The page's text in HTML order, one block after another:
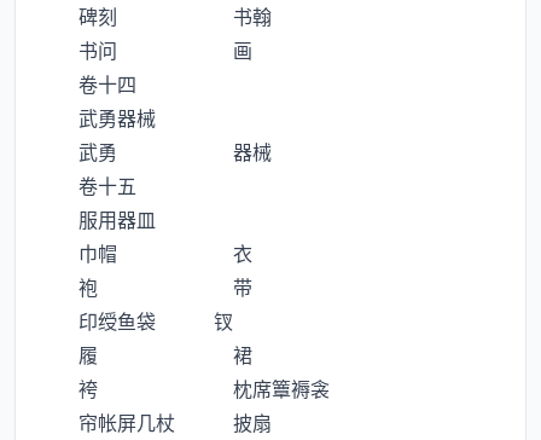
碑刻 书翰
书问 画
卷十四
武勇器械
武勇 器械
卷十五
服用器皿
巾帽 衣
袍 带
印绶鱼袋 钗
履 裙
袴 枕席簟褥衾
帘帐屏几杖 披扇